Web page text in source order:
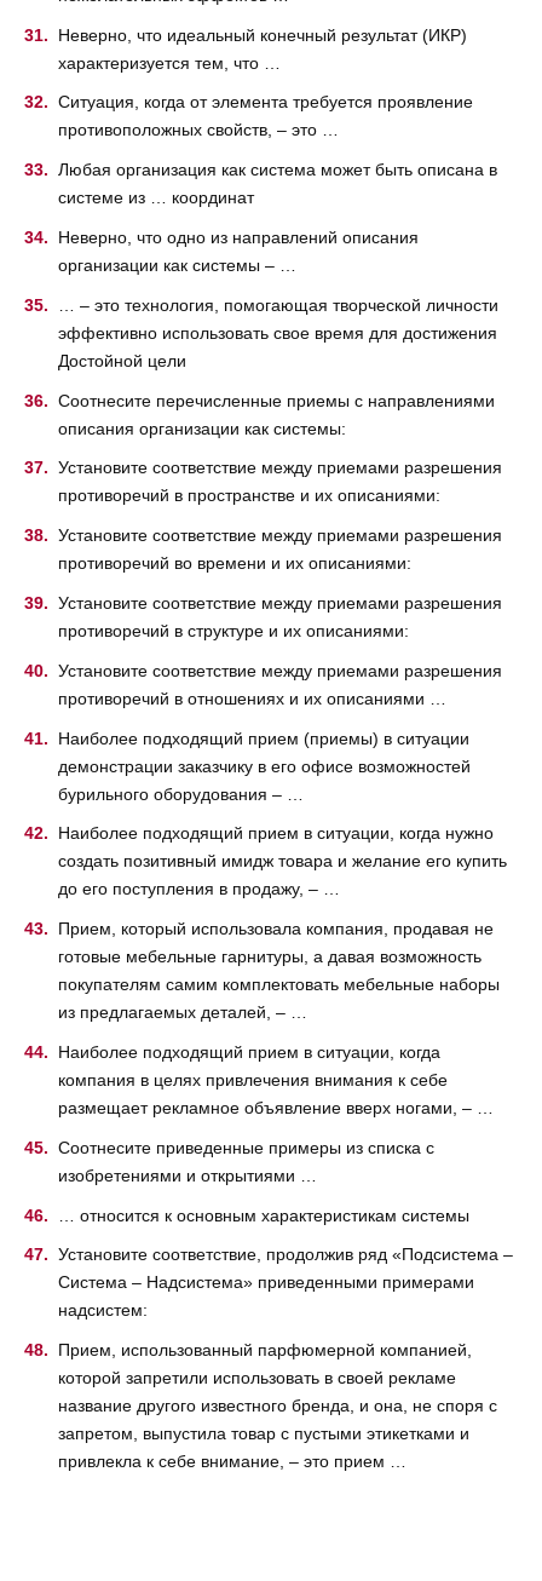
Неверно, что идеальный конечный результат (ИКР)
характеризуется тем, что …
Ситуация, когда от элемента требуется проявление
противоположных свойств, – это …
Любая организация как система может быть описана в
системе из … координат
Неверно, что одно из направлений описания
организации как системы – …
… – это технология, помогающая творческой личности
эффективно использовать свое время для достижения
Достойной цели
Соотнесите перечисленные приемы с направлениями
описания организации как системы:
Установите соответствие между приемами разрешения
противоречий в пространстве и их описаниями:
Установите соответствие между приемами разрешения
противоречий во времени и их описаниями:
Установите соответствие между приемами разрешения
противоречий в структуре и их описаниями:
Установите соответствие между приемами разрешения
противоречий в отношениях и их описаниями …
Наиболее подходящий прием (приемы) в ситуации
демонстрации заказчику в его офисе возможностей
бурильного оборудования – …
Наиболее подходящий прием в ситуации, когда нужно
создать позитивный имидж товара и желание его купить
до его поступления в продажу, – …
Прием, который использовала компания, продавая не
готовые мебельные гарнитуры, а давая возможность
покупателям самим комплектовать мебельные наборы
из предлагаемых деталей, – …
Наиболее подходящий прием в ситуации, когда
компания в целях привлечения внимания к себе
размещает рекламное объявление вверх ногами, – …
Соотнесите приведенные примеры из списка с
изобретениями и открытиями …
… относится к основным характеристикам системы
Установите соответствие, продолжив ряд «Подсистема –
Система – Надсистема» приведенными примерами
надсистем:
Прием, использованный парфюмерной компанией,
которой запретили использовать в своей рекламе
название другого известного бренда, и она, не споря с
запретом, выпустила товар с пустыми этикетками и
привлекла к себе внимание, – это прием …